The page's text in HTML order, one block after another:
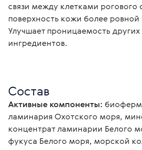
связи между клетками рогового
поверхность кожи более ровной
Улучшает проницаемость
ингредиентов.
Состав
Активные компоненты:
ламинария Охотского моря,
концентрат ламинарии Белого
фукуса Белого моря, морской